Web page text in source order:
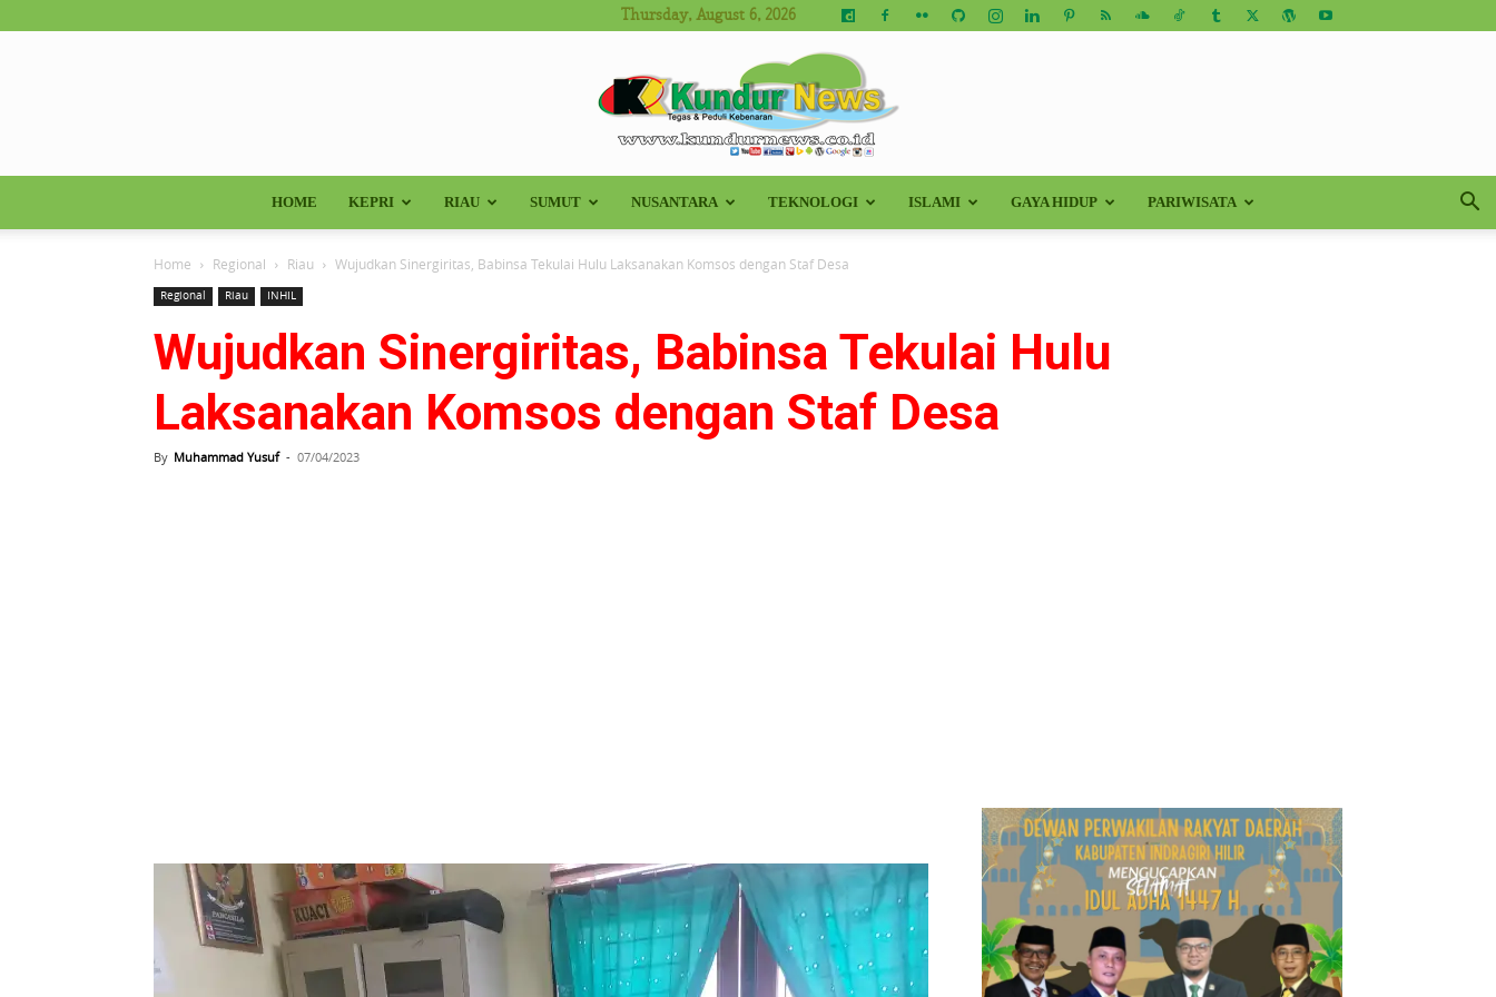
Thursday, August 6, 2026
Kundur
News
HOME KEPRI RIAU SUMUT NUSANTARA TEKNOLOGI ISLAMI GAYA HIDUP PARIWISATA
Home Regional Riau Wujudkan Sinergiritas, Babinsa Tekulai Hulu Laksanakan Komsos dengan Staf Desa
Regional Riau INHIL
Wujudkan Sinergiritas, Babinsa Tekulai Hulu
Laksanakan Komsos dengan Staf Desa
By Muhammad Yusuf - 07/04/2023